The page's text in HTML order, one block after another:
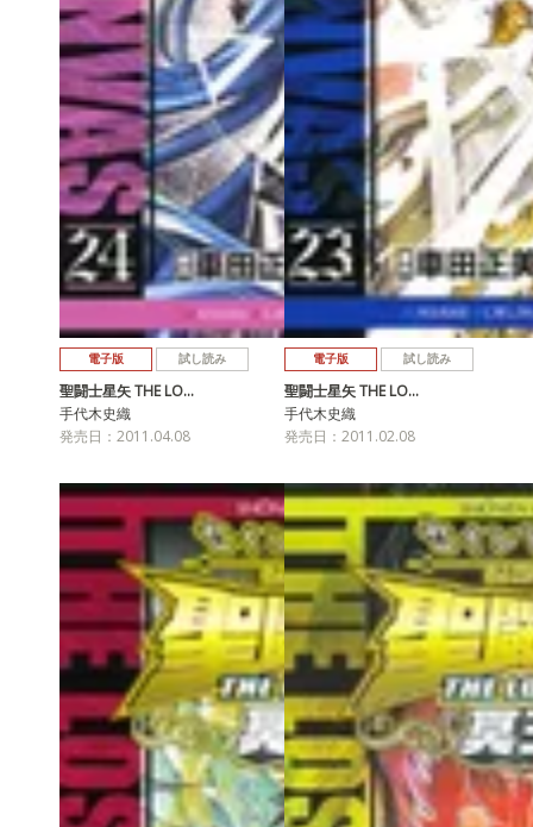
電子版 試し読み
聖闘士星矢 THE LO…
手代木史織
発売日：2011.04.08
電子版 試し読み
聖闘士星矢 THE LO…
手代木史織
発売日：2011.02.08